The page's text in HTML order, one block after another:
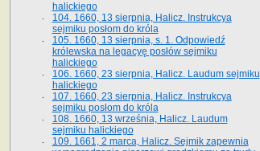
halickiego
104. 1660, 13 sierpnia, Halicz. Instrukcya
sejmiku posłom do króla
105. 1660, 13 sierpnia, s. 1. Odpowiedź
królewska na legacyę posłów sejmiku
halickiego
106. 1660, 23 sierpnia, Halicz. Laudum sejmiku
halickiego
107. 1660, 23 sierpnia, Halicz. Instrukcya
sejmiku posłom do króla
108. 1660, 13 września, Halicz. Laudum
sejmiku halickiego
109. 1661, 2 marca, Halicz. Sejmik zapewnia